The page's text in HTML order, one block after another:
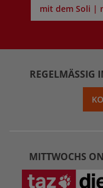
mit dem Soli |
REGELMÄSSIG
MITTWOCHS